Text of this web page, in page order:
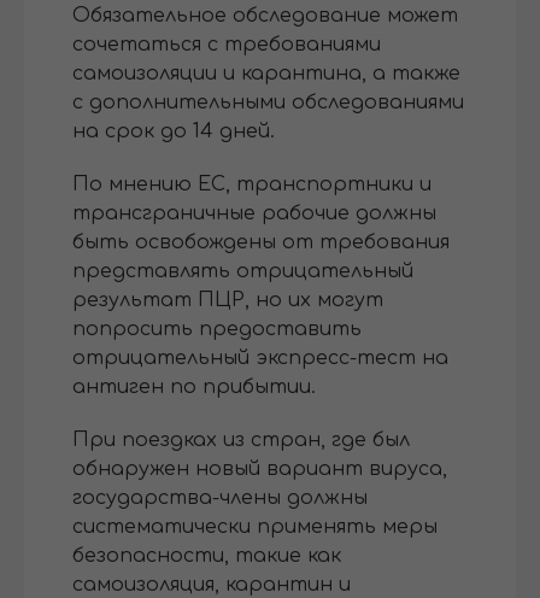
Обязательное обследование может
сочетаться с требованиями
самоизоляции и карантина, а также
с дополнительными обследованиями
на срок до 14 дней.
По мнению ЕС, транспортники и
трансграничные рабочие должны
быть освобождены от требования
представлять отрицательный
результат ПЦР, но их могут
попросить предоставить
отрицательный экспресс-тест на
антиген по прибытии.
При поездках из стран, где был
обнаружен новый вариант вируса,
государства-члены должны
систематически применять меры
безопасности, такие как
самоизоляция, карантин и